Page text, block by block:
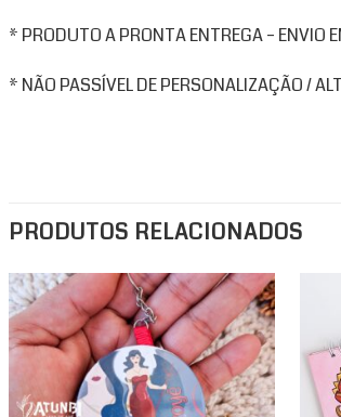
* PRODUTO A PRONTA ENTREGA – ENVIO
* NÃO PASSÍVEL DE PERSONALIZAÇÃO /
PRODUTOS RELACIONADOS
Add to
wishlist